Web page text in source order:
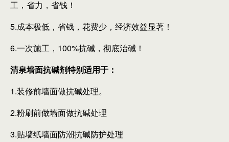
工，省力，省钱！
5.成本极低，省钱，花费少，经济效益显著！
6.一次施工，100%抗碱，彻底治碱！
清泉墙面抗碱剂特别适用于：
1.装修前墙面做抗碱处理。
2.粉刷前做墙面做抗碱处理
3.贴墙纸墙面防潮抗碱防护处理